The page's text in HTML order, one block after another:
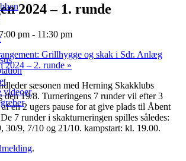
videoer
2024 – 1. runde
pm - 11:30 pm
Grillhygge og skak i Sdr. Anlæg
2024 – 2. runde »
sæsonen med Herning Skakklubs
den 19/8. Turneringens 7 runder vil efter 3
en 2 ugers pause for at give plads til Åbent
7 runder i skakturneringen spilles således:
30/9, 7/10 og 21/10. kampstart: kl. 19.00.
.